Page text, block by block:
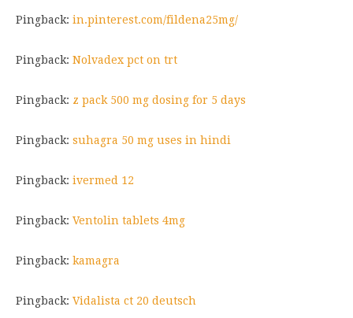
Pingback: in.pinterest.com/fildena25mg/
Pingback: Nolvadex pct on trt
Pingback: z pack 500 mg dosing for 5 days
Pingback: suhagra 50 mg uses in hindi
Pingback: ivermed 12
Pingback: Ventolin tablets 4mg
Pingback: kamagra
Pingback: Vidalista ct 20 deutsch